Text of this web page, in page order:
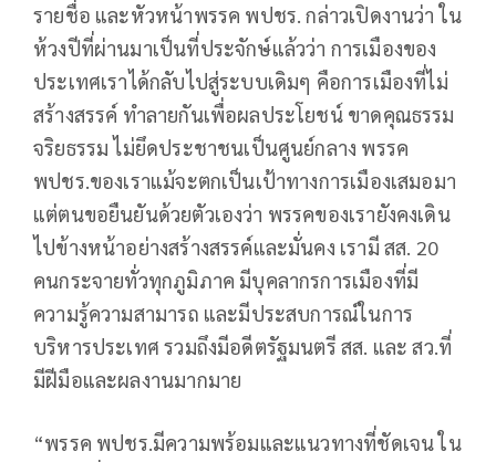
รายชื่อ และหัวหน้าพรรค พปชร. กล่าวเปิดงานว่า ใน
ห้วงปีที่ผ่านมาเป็นที่ประจักษ์แล้วว่า การเมืองของ
ประเทศเราได้กลับไปสู่ระบบเดิมๆ คือการเมืองที่ไม่
สร้างสรรค์ ทำลายกันเพื่อผลประโยชน์ ขาดคุณธรรม
จริยธรรม ไม่ยึดประชาชนเป็นศูนย์กลาง พรรค
พปชร.ของเราแม้จะตกเป็นเป้าทางการเมืองเสมอมา
แต่ตนขอยืนยันด้วยตัวเองว่า พรรคของเรายังคงเดิน
ไปข้างหน้าอย่างสร้างสรรค์และมั่นคง เรามี สส. 20
คนกระจายทั่วทุกภูมิภาค มีบุคลากรการเมืองที่มี
ความรู้ความสามารถ และมีประสบการณ์ในการ
บริหารประเทศ รวมถึงมีอดีตรัฐมนตรี สส. และ สว.ที่
มีฝีมือและผลงานมากมาย
“พรรค พปชร.มีความพร้อมและแนวทางที่ชัดเจน ใน